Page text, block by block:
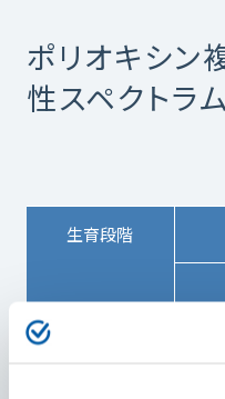
ポリオキシン
性スペクトラム
生育段階